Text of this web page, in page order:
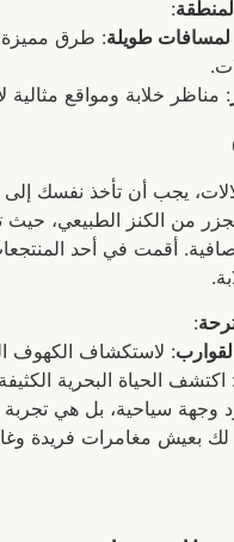
:
طويلة: طرق
: مناظر خلابة ومواقع مثالية
يجب أن تأخذ نفسك إلى
من الكنز الطبيعي،
صافية. أقمت في أحد
:
: لاستكشاف الكهوف
: اكتشف الحياة البحرية
وجهة سياحية، بل هي تجربة
لك بعيش مغامرات فريدة